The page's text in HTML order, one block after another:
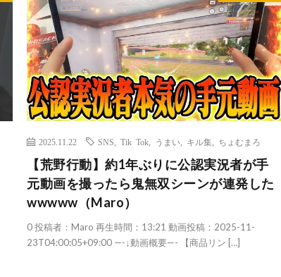
2025.11.22 SNS ,Tik Tok うまい キル集 ちょむまろ
【荒野行動】約1年ぶりに公認実況者が手
元動画を撮ったら鬼無双シーンが連発した
wwwww（Maro）
0 投稿者：Maro 再生時間：13:21 動画投稿：2025-11-
23T04:00:05+09:00 —-↓動画概要—- 【商品リン […]